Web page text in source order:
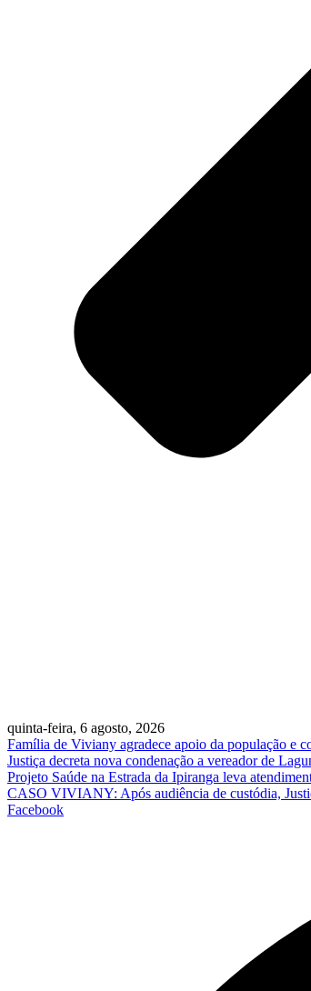
quinta-feira, 6 agosto, 2026
Família de Viviany agradece apoio da população e
Justiça decreta nova condenação a vereador de
Projeto Saúde na Estrada da Ipiranga leva
CASO VIVIANY: Após audiência de custódia,
Facebook